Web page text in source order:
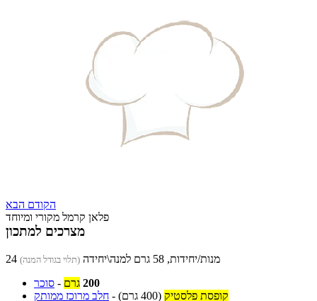
הקודם הבא
פלאן קרמל מקורי ומיוחד
מצרכים למתכון
24 מנות/יחידות, 58 גרם למנה\יחידה (תלוי בגודל המנה)
סוכר - 200 גרם
חלב מרוכז ממותק - קופסת פלסטיק (400 גרם)